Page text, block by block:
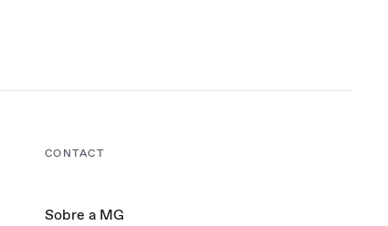
CONTACT
Sobre a MG